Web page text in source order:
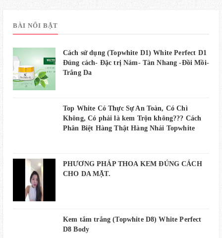
BÀI NỔI BẬT
Cách sử dụng (Topwhite D1) White Perfect D1
Đúng cách- Đặc trị Nám- Tàn Nhang -Đồi Mồi-
Trắng Da
Top White Có Thực Sự An Toàn, Có Chì
Không, Có phải là kem Trộn không??? Cách
Phân Biệt Hàng Thật Hàng Nhái Topwhite
PHƯƠNG PHÁP THOA KEM ĐÚNG CÁCH
CHO DA MẶT.
Kem tắm trắng (Topwhite D8) White Perfect
D8 Body